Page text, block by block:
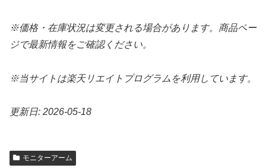
※価格・在庫状況は変更される場合があります。商品ペー
ジで最新情報をご確認ください。
※当サイトは楽天リエイトプログラムを利用しています。
更新日: 2026-05-18
モニターアーム